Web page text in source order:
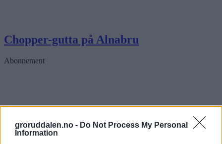
groruddalen.no - Do Not Process My Personal
Information
Chopper-gutta på Alnabru
Abonnement